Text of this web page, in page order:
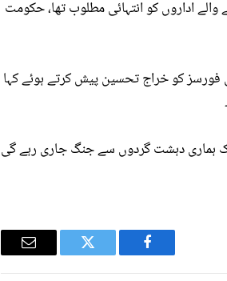
اداروں کو انتہائی مطلوب تھا، حکومت
فورسز کو خراج تحسین پیش کرتے ہوئے کہا
ہماری دہشت گردوں سے جنگ جاری رہے گی
Facebook
Twitter
Email